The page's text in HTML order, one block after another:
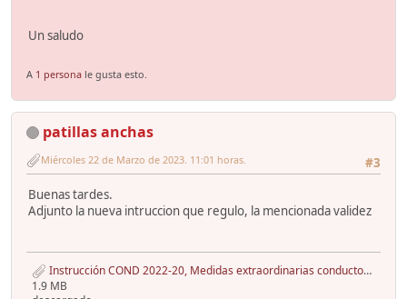
Un saludo
A 1 persona le gusta esto.
patillas anchas
#3
Miércoles 22 de Marzo de 2023. 11:01 horas.
Buenas tardes.
Adjunto la nueva intruccion que regulo, la mencionada validez
Instrucción COND 2022-20, Medidas extraordinarias conductores Ucrania julio 2022, 2ªInst. - copia.pdf
1.9 MB